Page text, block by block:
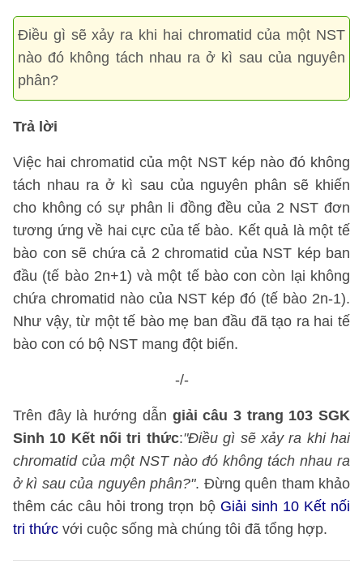
Điều gì sẽ xảy ra khi hai chromatid của một NST
nào đó không tách nhau ra ở kì sau của nguyên
phân?
Trả lời
Việc hai chromatid của một NST kép nào đó không
tách nhau ra ở kì sau của nguyên phân sẽ khiến
cho không có sự phân li đồng đều của 2 NST đơn
tương ứng về hai cực của tế bào. Kết quả là một tế
bào con sẽ chứa cả 2 chromatid của NST kép ban
đầu (tế bào 2n+1) và một tế bào con còn lại không
chứa chromatid nào của NST kép đó (tế bào 2n-1).
Như vậy, từ một tế bào mẹ ban đầu đã tạo ra hai tế
bào con có bộ NST mang đột biến.
-/-
Trên đây là hướng dẫn giải câu 3 trang 103 SGK
Sinh 10 Kết nối tri thức:"Điều gì sẽ xảy ra khi hai
chromatid của một NST nào đó không tách nhau ra
ở kì sau của nguyên phân?". Đừng quên tham khảo
thêm các câu hỏi trong trọn bộ Giải sinh 10 Kết nối
tri thức với cuộc sống mà chúng tôi đã tổng hợp.